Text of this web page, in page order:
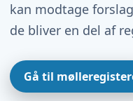
kan modtage
de bliver en del af
Gå til